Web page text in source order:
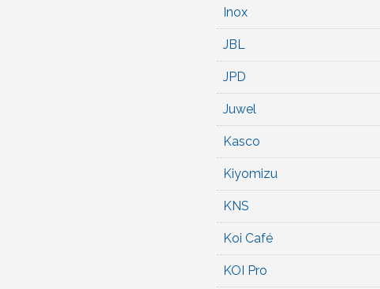
Inox
JBL
JPD
Juwel
Kasco
Kiyomizu
KNS
Koi Café
KOI Pro